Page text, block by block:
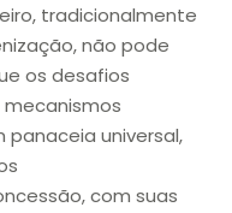
tradicionalmente
não pode
os desafios
universal,
com suas